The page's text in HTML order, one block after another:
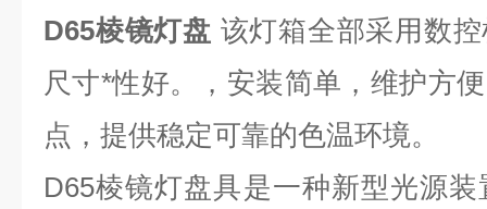
D65棱镜灯盘 该灯箱全部采用数
尺寸*性好。，安装简单，维护方
点，提供稳定可靠的色温环境。
D65棱镜灯盘具是一种新型光源